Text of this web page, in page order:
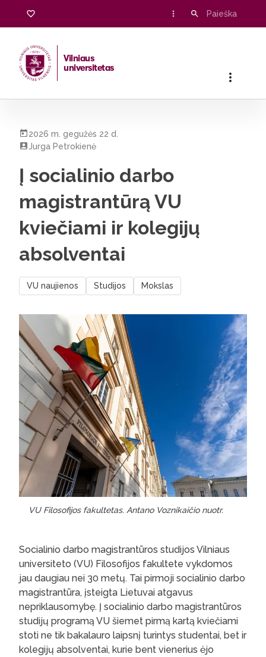
Vilniaus
universitetas
2026 m. gegužės 22 d.
Jurga Petrokienė
Į socialinio darbo
magistrantūrą VU
kviečiami ir kolegijų
absolventai
VU naujienos Studijos Mokslas
VU Filosofijos fakultetas. Antano Voznikaičio nuotr.
Socialinio darbo magistrantūros studijos Vilniaus
universiteto (VU) Filosofijos fakultete vykdomos
jau daugiau nei 30 metų. Tai pirmoji socialinio darbo
magistrantūra, įsteigta Lietuvai atgavus
nepriklausomybę. Į socialinio darbo magistrantūros
studijų programą VU šiemet pirmą kartą kviečiami
stoti ne tik bakalauro laipsnį turintys studentai, bet ir
kolegijų absolventai, kurie bent vienerius ėjo